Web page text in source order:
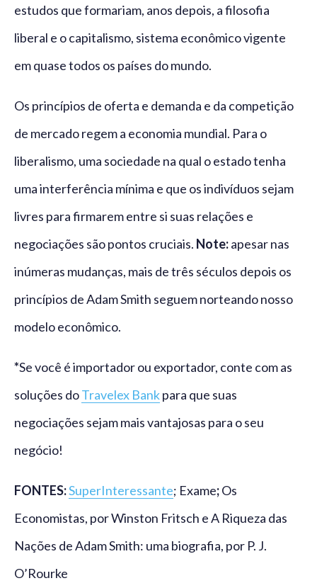
estudos que formariam, anos depois, a filosofia
liberal e o capitalismo, sistema econômico vigente
em quase todos os países do mundo.
Os princípios de oferta e demanda e da competição
de mercado regem a economia mundial. Para o
liberalismo, uma sociedade na qual o estado tenha
uma interferência mínima e que os indivíduos sejam
livres para firmarem entre si suas relações e
negociações são pontos cruciais. Note:apesar nas
inúmeras mudanças, mais de três séculos depois os
princípios de Adam Smith seguem norteando nosso
modelo econômico.
*Se você é importador ou exportador, conte com as
soluções doTravelex Bankpara que suas
negociações sejam mais vantajosas para o seu
negócio!
FONTES:SuperInteressante; Exame;Os
Economistas, por Winston Fritsch e A Riqueza das
Nações de Adam Smith: uma biografia, por P. J.
O’Rourke